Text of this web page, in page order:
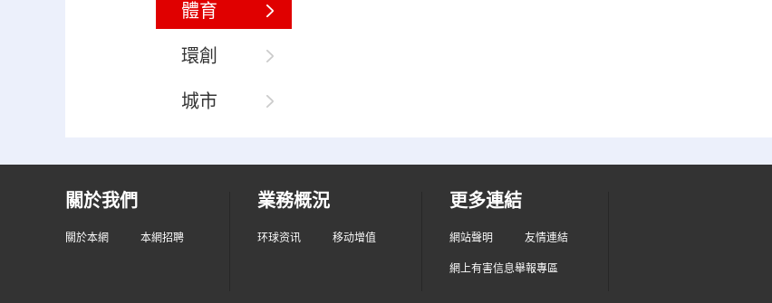
體育
環創
城市
關於我們
關於本網 本網招聘
業務概況
环球资讯 移动增值
更多連結
網站聲明 友情連結
網上有害信息舉報專區